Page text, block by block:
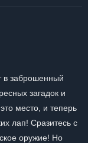
в заброшенный
загадок и
место, и теперь
лап! Сразитесь с
оружие! Но